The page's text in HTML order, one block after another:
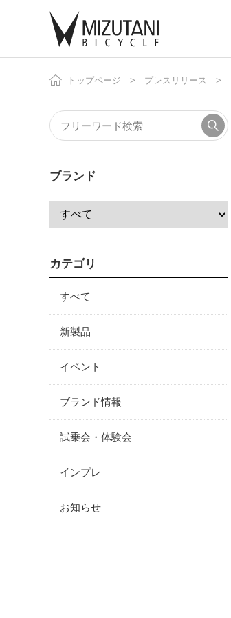
トップページ プレスリリース
ブランド
カテゴリ
すべて
新製品
イベント
ブランド情報
試乗会・体験会
インプレ
お知らせ